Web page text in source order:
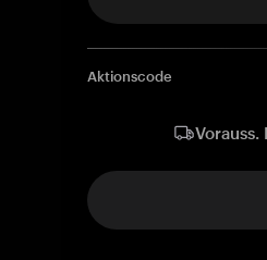
Aktionscode